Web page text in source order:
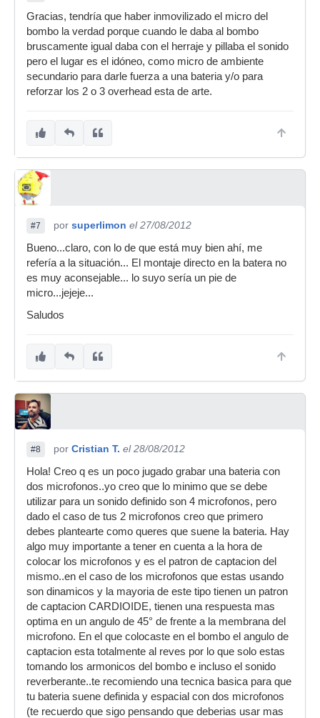
Gracias, tendría que haber inmovilizado el micro del
bombo la verdad porque cuando le daba al bombo
bruscamente igual daba con el herraje y pillaba el sonido
pero el lugar es el idóneo, como micro de ambiente
secundario para darle fuerza a una bateria y/o para
reforzar los 2 o 3 overhead esta de arte.
#7 por superlimon el 27/08/2012
Bueno...claro, con lo de que está muy bien ahí, me
refería a la situación... El montaje directo en la batera no
es muy aconsejable... lo suyo sería un pie de
micro...jejeje...
Saludos
#8 por Cristian T. el 28/08/2012
Hola! Creo q es un poco jugado grabar una bateria con
dos microfonos..yo creo que lo minimo que se debe
utilizar para un sonido definido son 4 microfonos, pero
dado el caso de tus 2 microfonos creo que primero
debes plantearte como queres que suene la bateria. Hay
algo muy importante a tener en cuenta a la hora de
colocar los microfonos y es el patron de captacion del
mismo..en el caso de los microfonos que estas usando
son dinamicos y la mayoria de este tipo tienen un patron
de captacion CARDIOIDE, tienen una respuesta mas
optima en un angulo de 45° de frente a la membrana del
microfono. En el que colocaste en el bombo el angulo de
captacion esta totalmente al reves por lo que solo estas
tomando los armonicos del bombo e incluso el sonido
reverberante..te recomiendo una tecnica basica para que
tu bateria suene definida y espacial con dos microfonos
(te recuerdo que sigo pensando que deberias usar mas